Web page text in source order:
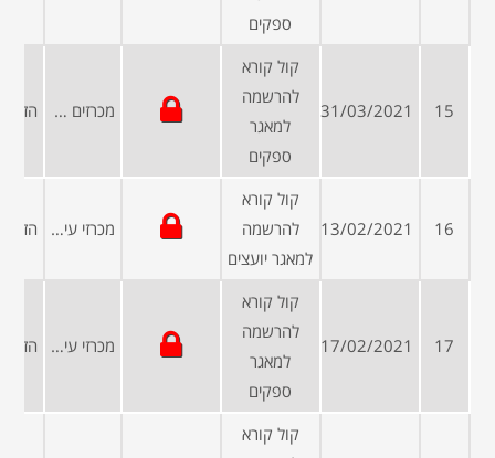
ספקים
15
31/03/2021
קול קורא
להרשמה
למאגר
ספקים
מכרזים פומביים
16
13/02/2021
קול קורא
להרשמה
למאגר יועצים
מכרזי עיריות ומועצות
17
17/02/2021
קול קורא
להרשמה
למאגר
ספקים
מכרזי עיריות ומועצות
קול קורא